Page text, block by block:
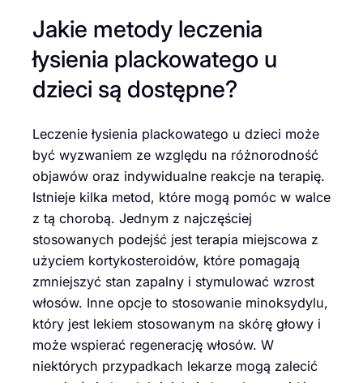
Jakie metody leczenia
łysienia plackowatego u
dzieci są dostępne?
Leczenie łysienia plackowatego u dzieci może
być wyzwaniem ze względu na różnorodność
objawów oraz indywidualne reakcje na terapię.
Istnieje kilka metod, które mogą pomóc w walce
z tą chorobą. Jednym z najczęściej
stosowanych podejść jest terapia miejscowa z
użyciem kortykosteroidów, które pomagają
zmniejszyć stan zapalny i stymulować wzrost
włosów. Inne opcje to stosowanie minoksydylu,
który jest lekiem stosowanym na skórę głowy i
może wspierać regenerację włosów. W
niektórych przypadkach lekarze mogą zalecić